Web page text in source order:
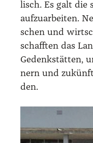
lisch. Es galt die
auf­zu­ar­bei­ten.
schen und
schaff­ten das
Gedenk­stät­ten,
nern und
den.